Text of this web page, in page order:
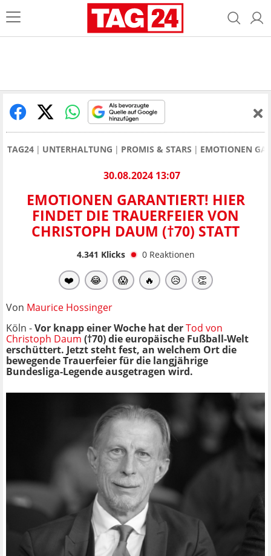
TAG24 UNTERHALTUNG PROMIS & STARS EMOTIONEN
30.08.2024 13:07
EMOTIONEN GARANTIERT! HIER
FINDET DIE TRAUERFEIER VON
CHRISTOPH DAUM (†70) STATT
4.341 Klicks 0 Reaktionen
❤️ 😂 😱 🔥 😥 👏
Von Maurice Hossinger
Köln -Vor knapp einer Woche hat derTod von
Christoph Daum (†70) die europäische Fußball-Welt
erschüttert. Jetzt steht fest, an welchem Ort die
bewegende Trauerfeier für die langjährige
Bundesliga-Legende ausgetragen wird.